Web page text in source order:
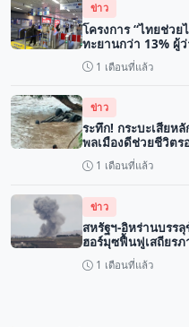
ข่าว
โครงการ “ไทยช่ว
ทะยานกว่า 13% ผู้
1 เดือนที่แล้ว
ข่าว
ระทึก! กระบะเสีย
พลเมืองดีช่วยชีวิต
1 เดือนที่แล้ว
ข่าว
สหรัฐฯ-อิหร่านบรร
ฮอร์มุซฟื้นฟูเสถียร
1 เดือนที่แล้ว